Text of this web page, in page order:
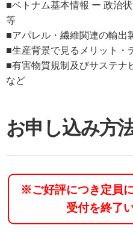
■ベトナム基本情報 ー 政治
等
■アパレル・繊維関連の輸出
■生産背景で見るメリット・
■有害物質規制及びサステナ
など
お申し込み方
※ご好評につき定員
受付を終了